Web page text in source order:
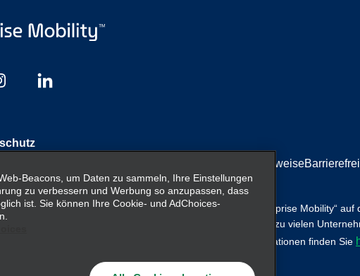
Impressum/Rechtliche Hinweise
führender Anbieter von Mobilitätsservices. Der Begriff „Enterprise Mobility“
und/oder die Marke Enterprise Mobility, wobei Informationen zu vielen
vermitteln oder ersetzen. Weitere Informationen finden Sie
Beacons, um Daten zu sammeln, Ihre Einstellungen
zu verbessern und Werbung so anzupassen, dass
ist. Sie können Ihre Cookie- und AdChoices-